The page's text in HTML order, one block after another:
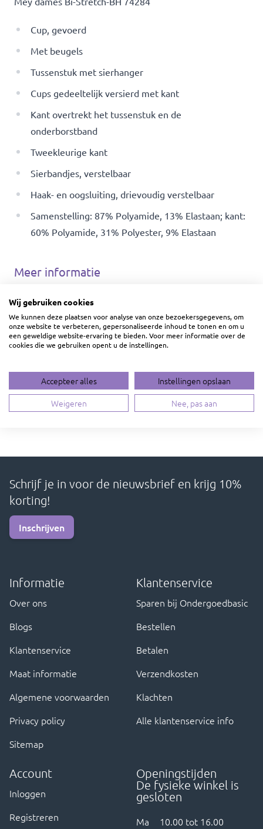
Cup, gevoerd
Met beugels
Tussenstuk met sierhanger
Cups gedeeltelijk versierd met kant
Kant overtrekt het tussenstuk en de
onderborstband
Tweekleurige kant
Sierbandjes, verstelbaar
Haak- en oogsluiting, drievoudig verstelbaar
Samenstelling: 87% Polyamide, 13% Elastaan; kant:
60% Polyamide, 31% Polyester, 9% Elastaan
Meer informatie
Artikelnummer
Wasvoorschrift
Bestel Informatie
Beoordelingen
Schrijf je in voor de nieuwsbrief en krijg 10%
korting!
Inschrijven
Informatie
Over ons
Blogs
Klantenservice
Maat informatie
Algemene voorwaarden
Privacy policy
Sitemap
Klantenservice
Sparen bij Ondergoedbasic
Bestellen
Betalen
Verzendkosten
Klachten
Alle klantenservice info
Account
Inloggen
Registreren
Openingstijden
De fysieke winkel is
gesloten
Ma
10.00 tot 16.00
Wij gebruiken cookies
We kunnen deze plaatsen voor analyse van onze bezoekersgegevens, om
onze website te verbeteren, gepersonaliseerde inhoud te tonen en om u
een geweldige website-ervaring te bieden. Voor meer informatie over de
cookies die we gebruiken opent u de instellingen.
Accepteer alles
Instellingen opslaan
Weigeren
Nee, pas aan